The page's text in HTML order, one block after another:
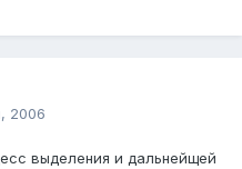
2006
выделения и дальнейщей